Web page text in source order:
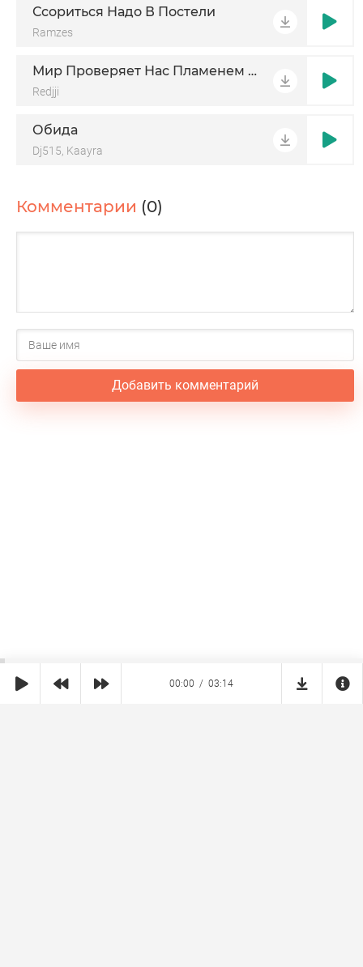
Ссориться Надо В Постели
Ramzes
Мир Проверяет Нас Пламенем Снова
Redjji
Обида
Dj515, Kaayra
Комментарии (0)
Добавить комментарий
00:00 03:14